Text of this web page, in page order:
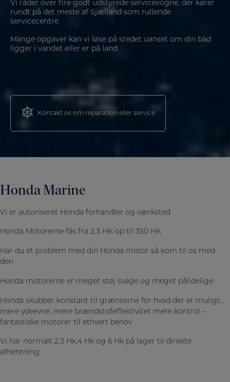
Vi råder over fire godt udstyrede servicevogne, der kører
rundt på det meste af Sjælland som rullende
servicecentre
Mange opgaver kan vi løse på stedet uanset om din båd
ligger i vandet eller er på land
Kontakt os om reparation eller service
Honda Marine
Vi er autoriseret Honda forhandler og værksted
Honda Motorerne fås fra 2,3 HK op til 350 HK
Har du et problem med din Honda motor så kom til os med
den
Honda motorerne er meget støj svage og meget pålidelige
Honda skubber konstant til grænserne for hvad der er muligt…
mere ydeevne, mere brændstofeffektivitet mere kontrol –
fantastiske motorer til ethvert behov
Vi har normalt 2,3 Hk,4 Hk og 6 Hk på lager til direkte
afhentning